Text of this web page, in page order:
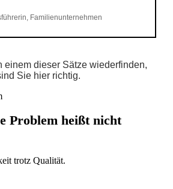
Familienunternehmen
einem dieser Sätze wiederfinden,
Sie hier richtig.
Problem heißt nicht
trotz Qualität.